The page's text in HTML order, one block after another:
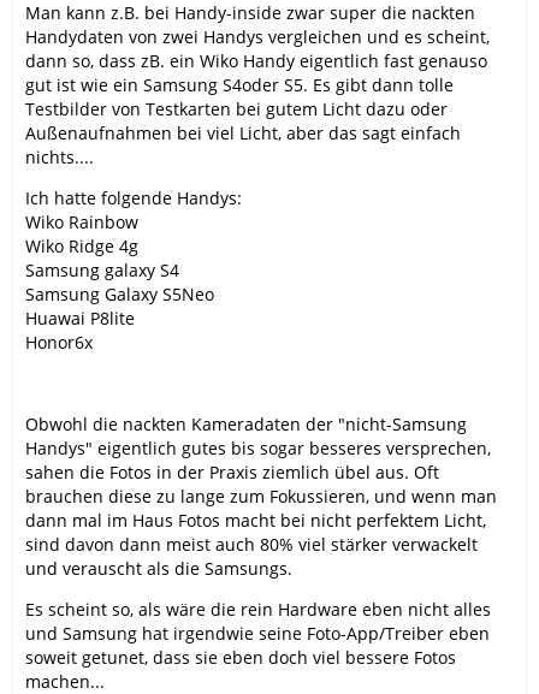
Man kann z.B. bei Handy-inside zwar super die nackten
Handydaten von zwei Handys vergleichen und es scheint,
dann so, dass zB. ein Wiko Handy eigentlich fast genauso
gut ist wie ein Samsung S4oder S5. Es gibt dann tolle
Testbilder von Testkarten bei gutem Licht dazu oder
Außenaufnahmen bei viel Licht, aber das sagt einfach
nichts....
Ich hatte folgende Handys:
Wiko Rainbow
Wiko Ridge 4g
Samsung galaxy S4
Samsung Galaxy S5Neo
Huawai P8lite
Honor6x
Obwohl die nackten Kameradaten der "nicht-Samsung
Handys" eigentlich gutes bis sogar besseres versprechen,
sahen die Fotos in der Praxis ziemlich übel aus. Oft
brauchen diese zu lange zum Fokussieren, und wenn man
dann mal im Haus Fotos macht bei nicht perfektem Licht,
sind davon dann meist auch 80% viel stärker verwackelt
und verauscht als die Samsungs.
Es scheint so, als wäre die rein Hardware eben nicht alles
und Samsung hat irgendwie seine Foto-App/Treiber eben
soweit getunet, dass sie eben doch viel bessere Fotos
machen...